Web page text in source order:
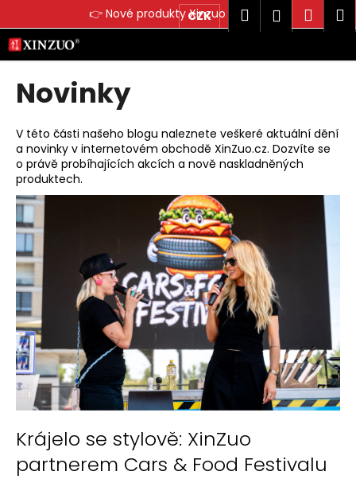
👉 Nové produkty Xinzuo 👉ZDE
Přejít
na
obsah
CZK Hledat
Novinky
V této části našeho blogu naleznete veškeré aktuální dění
a novinky v internetovém obchodě XinZuo.cz. Dozvíte se
o právě probíhajících akcích a nově naskladněných
produktech.
V
ý
p
i
s
č
l
á
n
k
ů
Krájelo se stylově: XinZuo
partnerem Cars & Food Festivalu
o
š Zpět
Zpět
C
o
p
o
t
ř
e
b
u
j
e
t
e
n
a
j
í
t
?